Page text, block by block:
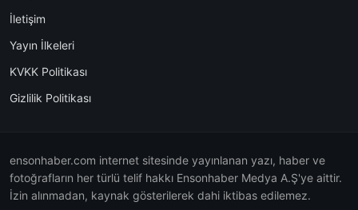
İletişim
Yayın İlkeleri
KVKK Politikası
Gizlilik Politikası
ensonhaber.com internet sitesinde yayınlanan yazı, haber ve
fotoğrafların her türlü telif hakkı Ensonhaber Medya A.Ş'ye aittir.
İzin alınmadan, kaynak gösterilerek dahi iktibas edilemez.